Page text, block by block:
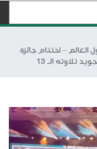
– اختتام جائزة
تلاوته الـ 13